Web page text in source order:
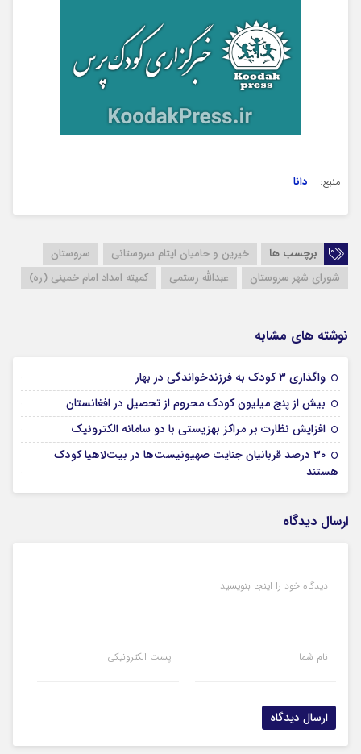
منبع: دانا
برچسب ها خیرین و حامیان ایتام سروستانی
سروستان
شورای شهر سروستان
عبدالله رستمی کمیته امداد امام خمینی (ره)
نوشته های مشابه
واگذاری ۳ کودک به فرزندخواندگی در بهار
بیش از پنج میلیون کودک محروم از تحصیل در افغانستان
افزایش نظارت بر مراکز بهزیستی با دو سامانه الکترونیک
۳۰ درصد قربانیان جنایت صهیونیست‌ها در بیت‌لاهیا کودک
هستند
ارسال دیدگاه
دیدگاه خود را اینجا بنویسید
نام شما پست الکترونیکی